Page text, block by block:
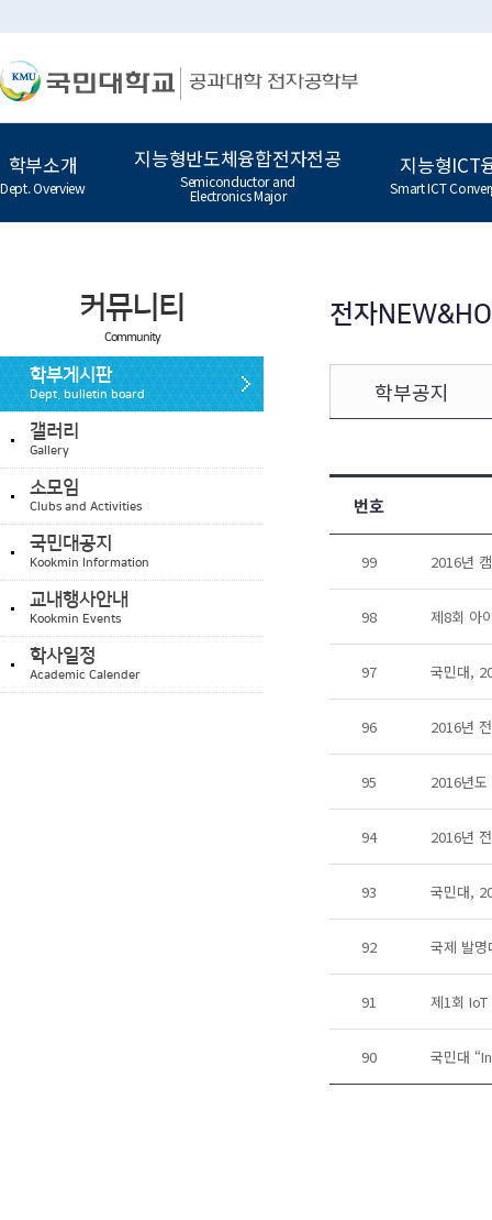
학부소개
Dept. Overview
지능형반도체융합전자전공
Semiconductor and
Electronics Major
지능형ICT
Smart ICT
커뮤니티
Community
학부게시판
Dept. bulletin board
갤러리
Gallery
소모임
Clubs and Activities
국민대공지
Kookmin Information
교내행사안내
Kookmin Events
학사일정
Academic Calender
전자
학부공지
번호
99 2016년
98 제8회 아
97 국민대,
96 2016년
95 2016년
94 2016년
93 국민대,
92 국제 발
91 제1회
90 국민대